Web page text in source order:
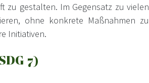
zu gestalten. Im Gegensatz zu vielen
ohne konkrete Maßnahmen zu
Initiativen.
7)